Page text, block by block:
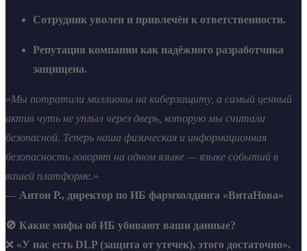
Сотрудник уволен и привлечён к ответственности.
Репутация компании как надёжного разработчика
защищена.
«Мы потратили миллионы на киберзащиту, а самый ценный
актив чуть не уплыл через дверь, которую мы считали
безопасной. Теперь наша физическая и информационная
безопасность говорят на одном языке — языке событий в
вашей платформе.»
— Антон Р., директор по ИБ фармхолдинга «ВитаНова»
🚫 Какие мифы об ИБ убивают ваши данные?
❌ «У нас есть DLP (защита от утечек), этого достаточно».